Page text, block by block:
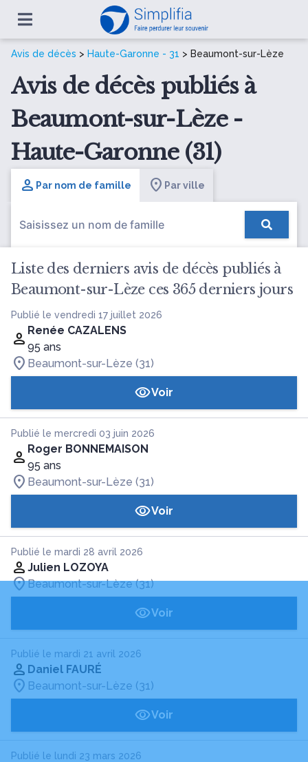
Avis de décès > Haute-Garonne - 31 > Beaumont-sur-Lèze
Avis de décès publiés à
Beaumont-sur-Lèze -
Haute-Garonne (31)
Par nom de famille Par ville
Liste des derniers avis de décès publiés à
Beaumont-sur-Lèze ces 365 derniers jours
Publié le vendredi 17 juillet 2026
Renée CAZALENS
95 ans
Beaumont-sur-Lèze (31)
Voir
Publié le mercredi 03 juin 2026
Roger BONNEMAISON
95 ans
Beaumont-sur-Lèze (31)
Voir
Publié le mardi 28 avril 2026
Julien LOZOYA
Beaumont-sur-Lèze (31)
Voir
Publié le mardi 21 avril 2026
Daniel FAURÉ
Beaumont-sur-Lèze (31)
Voir
Publié le lundi 23 mars 2026